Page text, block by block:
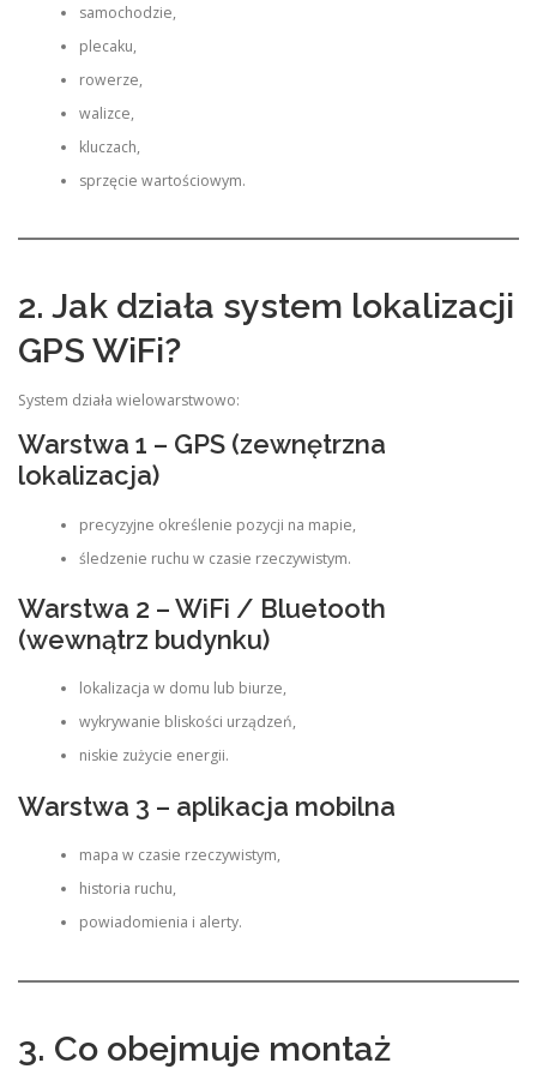
samochodzie,
plecaku,
rowerze,
walizce,
kluczach,
sprzęcie wartościowym.
2. Jak działa system lokalizacji
GPS WiFi?
System działa wielowarstwowo:
Warstwa 1 – GPS (zewnętrzna
lokalizacja)
precyzyjne określenie pozycji na mapie,
śledzenie ruchu w czasie rzeczywistym.
Warstwa 2 – WiFi / Bluetooth
(wewnątrz budynku)
lokalizacja w domu lub biurze,
wykrywanie bliskości urządzeń,
niskie zużycie energii.
Warstwa 3 – aplikacja mobilna
mapa w czasie rzeczywistym,
historia ruchu,
powiadomienia i alerty.
3. Co obejmuje montaż